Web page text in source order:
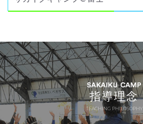
SAKAIKU CAMP
指導理念
TEACHING PHILOSOPHY